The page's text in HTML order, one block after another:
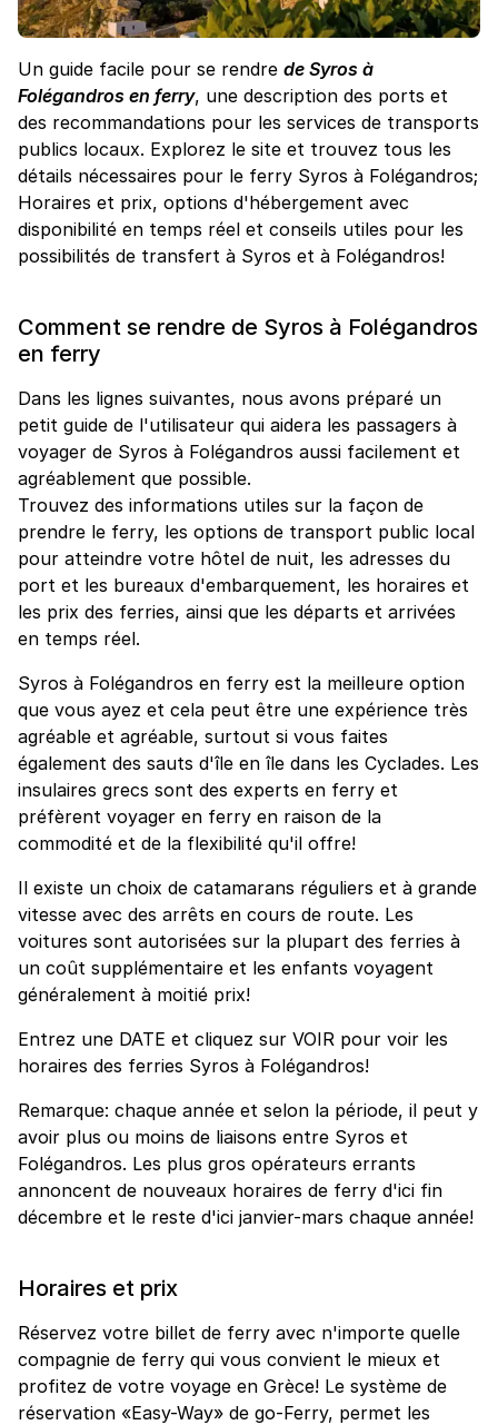
Un guide facile pour se rendre de Syros à
Folégandros en ferry, une description des ports et
des recommandations pour les services de transports
publics locaux. Explorez le site et trouvez tous les
détails nécessaires pour le ferry Syros à Folégandros;
Horaires et prix, options d'hébergement avec
disponibilité en temps réel et conseils utiles pour les
possibilités de transfert à Syros et à Folégandros!
Comment se rendre de Syros à Folégandros
en ferry
Dans les lignes suivantes, nous avons préparé un
petit guide de l'utilisateur qui aidera les passagers à
voyager de Syros à Folégandros aussi facilement et
agréablement que possible.
Trouvez des informations utiles sur la façon de
prendre le ferry, les options de transport public local
pour atteindre votre hôtel de nuit, les adresses du
port et les bureaux d'embarquement, les horaires et
les prix des ferries, ainsi que les départs et arrivées
en temps réel.
Syros à Folégandros en ferry est la meilleure option
que vous ayez et cela peut être une expérience très
agréable et agréable, surtout si vous faites
également des sauts d'île en île dans les Cyclades. Les
insulaires grecs sont des experts en ferry et
préfèrent voyager en ferry en raison de la
commodité et de la flexibilité qu'il offre!
Il existe un choix de catamarans réguliers et à grande
vitesse avec des arrêts en cours de route. Les
voitures sont autorisées sur la plupart des ferries à
un coût supplémentaire et les enfants voyagent
généralement à moitié prix!
Entrez une DATE et cliquez sur VOIR pour voir les
horaires des ferries Syros à Folégandros!
Remarque: chaque année et selon la période, il peut y
avoir plus ou moins de liaisons entre Syros et
Folégandros. Les plus gros opérateurs errants
annoncent de nouveaux horaires de ferry d'ici fin
décembre et le reste d'ici janvier-mars chaque année!
Horaires et prix
Réservez votre billet de ferry avec n'importe quelle
compagnie de ferry qui vous convient le mieux et
profitez de votre voyage en Grèce! Le système de
réservation «Easy-Way» de go-Ferry, permet les